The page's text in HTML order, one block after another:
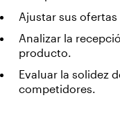
Ajustar sus
Analizar la
producto.
Evaluar la solidez
competidores.